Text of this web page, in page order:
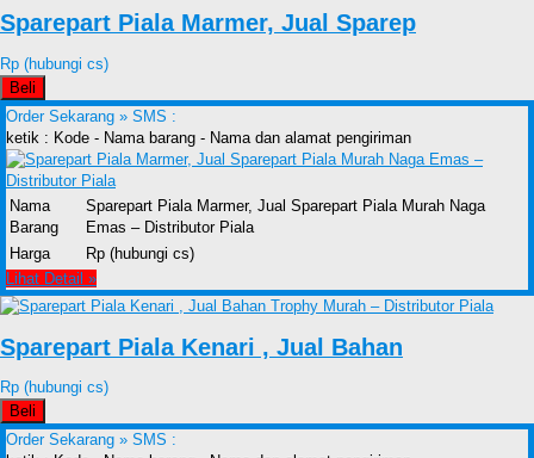
Sparepart Piala Marmer, Jual Sparep
Rp (hubungi cs)
Beli
Order Sekarang » SMS :
ketik : Kode - Nama barang - Nama dan alamat pengiriman
Nama
Barang
Sparepart Piala Marmer, Jual Sparepart Piala Murah Naga
Emas – Distributor Piala
Harga
Rp (hubungi cs)
Lihat Detail »
Sparepart Piala Kenari , Jual Bahan
Rp (hubungi cs)
Beli
Order Sekarang » SMS :